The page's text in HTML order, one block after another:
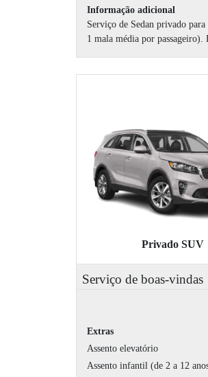
Informação adicional
Serviço de Sedan privado
1 mala média por
Privado SUV
Serviço de boas-vindas
Extras
Assento elevatório
Assento infantil (de 2 a 12